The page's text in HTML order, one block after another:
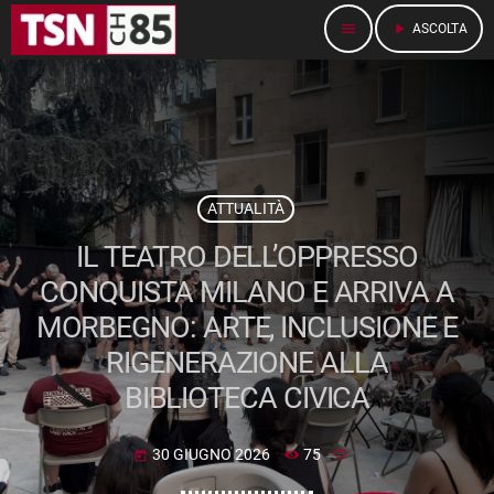
menu play_arrow ASCOLTA
ATTUALITÀ
IL TEATRO DELL’OPPRESSO
CONQUISTA MILANO E ARRIVA A
MORBEGNO: ARTE, INCLUSIONE E
RIGENERAZIONE ALLA
BIBLIOTECA CIVICA
today 30 GIUGNO 2026 75